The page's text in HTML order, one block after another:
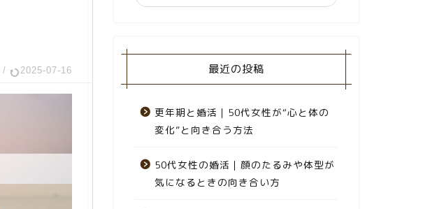
/ 2025-07-16 最近の投稿
更年期と婚活｜50代女性が“心と体の
変化”と向き合う方法
50代女性の婚活｜顔のたるみや体型が
気になるときの向き合い方